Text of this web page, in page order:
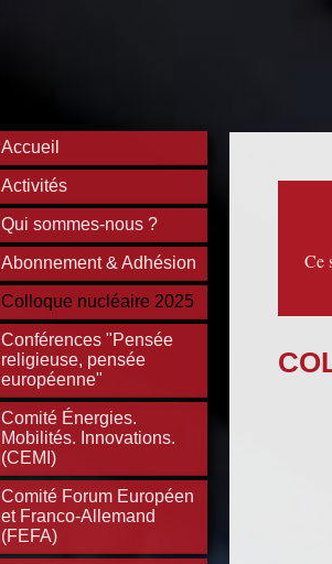
Accueil
Activités
Qui sommes-nous ?
Abonnement & Adhésion
Colloque nucléaire 2025
Conférences "Pensée
religieuse, pensée
européenne"
Comité Énergies.
Mobilités. Innovations.
(CEMI)
Comité Forum Européen
et Franco-Allemand
(FEFA)
Ce